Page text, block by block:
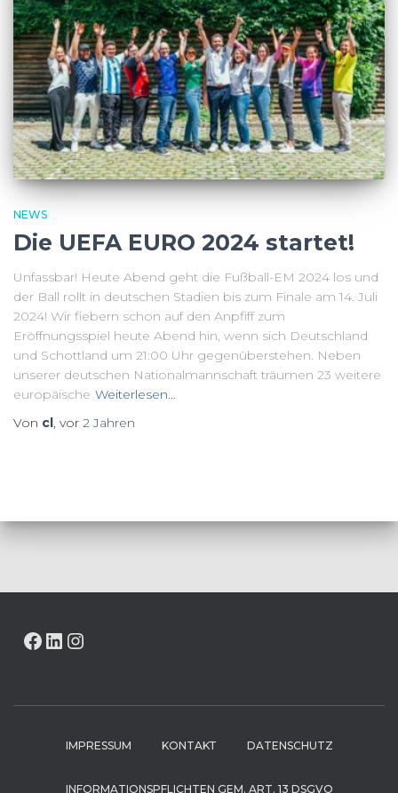
NEWS
Die UEFA EURO 2024 startet!
Unfassbar! Heute Abend geht die Fußball-EM 2024 los und
der Ball rollt in deutschen Stadien bis zum Finale am 14. Juli
2024! Wir fiebern schon auf den Anpfiff zum
Eröffnungsspiel heute Abend hin, wenn sich Deutschland
und Schottland um 21:00 Uhr gegenüberstehen. Neben
unserer deutschen Nationalmannschaft träumen 23 weitere
europäische Weiterlesen…
Von cl , vor 2 Jahren
FACEBOOK LINKEDIN
IMPRESSUM KONTAKT DATENSCHUTZ
INFORMATIONSPFLICHTEN GEM. ART. 13 DSGVO